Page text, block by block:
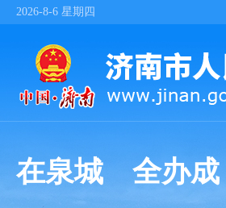
2026-8-6 星期四
在泉城 全办成